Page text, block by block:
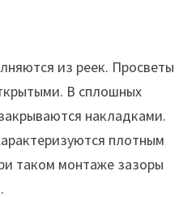
из реек. Просветы
В сплошных
накладками.
плотным
таком монтаже зазоры